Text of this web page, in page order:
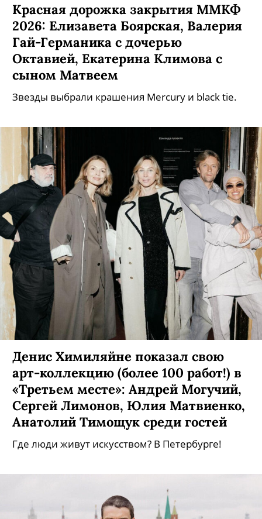
Красная дорожка закрытия ММКФ
2026: Елизавета Боярская, Валерия
Гай-Германика с дочерью
Октавией, Екатерина Климова с
сыном Матвеем
Звезды выбрали крашения Mercury и black tie.
Денис Химиляйне показал свою
арт-коллекцию (более 100 работ!) в
«Третьем месте»: Андрей Могучий,
Сергей Лимонов, Юлия Матвиенко,
Анатолий Тимощук среди гостей
Где люди живут искусством? В Петербурге!